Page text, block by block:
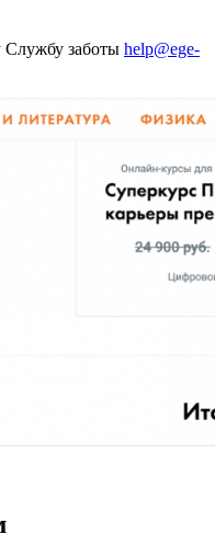
Службу заботы help@ege-